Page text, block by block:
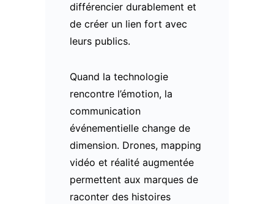
différencier durablement et
de créer un lien fort avec
leurs publics.
Quand la technologie
rencontre l’émotion, la
communication
événementielle change de
dimension. Drones, mapping
vidéo et réalité augmentée
permettent aux marques de
raconter des histoires